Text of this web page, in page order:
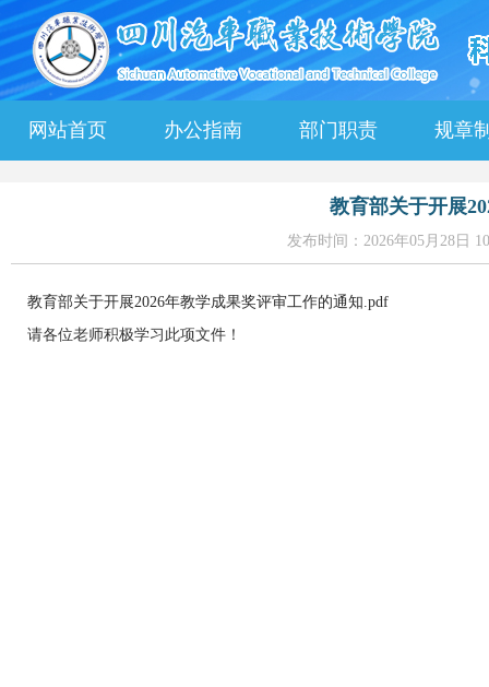
网站首页 办公指南 部门职责 规章
教育部关于开展
发布时间：2026年05月28日
教育部关于开展2026年教学成果奖评审工作的通知.pdf
请各位老师积极学习此项文件！